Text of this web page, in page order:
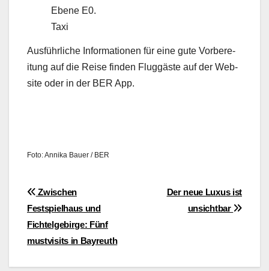
Ebene E0.
Taxi
Aus­führliche Infor­ma­tio­nen für eine gute Vor­bere­
itung auf die Reise find­en Flug­gäste auf der Web­
site oder in der BER App.
Foto: Anni­ka Bauer / BER
BeitragsnavigationDer neue Luxus ist
unsichtbar
Zwischen
Festspielhaus und
Fichtelgebirge: Fünf
mustvisits in Bayreuth